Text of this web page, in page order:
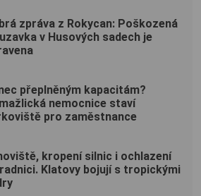
zpráva z Rokycan: Poškozená
v Husových sadech je
přeplněným kapacitám?
nemocnice staví
pro zaměstnance
kropení silnic i ochlazení
Klatovy bojují s tropickými